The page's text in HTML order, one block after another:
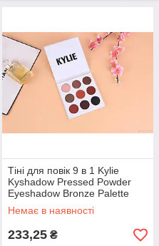
Тіні для повік 9 в 1 Kylie
Kyshadow Pressed Powder
Eyeshadow Bronze Palette
ALL Качество + 4166
Немає в наявності
233,25 ₴